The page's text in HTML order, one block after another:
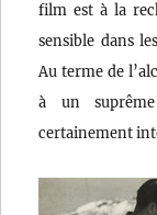
film est à la
sensible dans
Au terme de
à un
certainement